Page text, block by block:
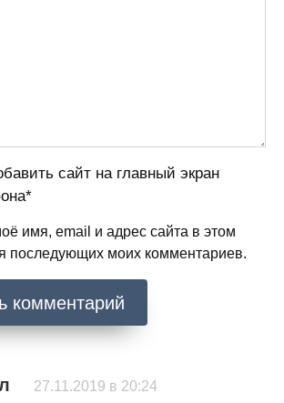
сайт на главный экран
имя, email и адрес сайта в этом
последующих моих комментариев.
27.11.2019 в 20:24